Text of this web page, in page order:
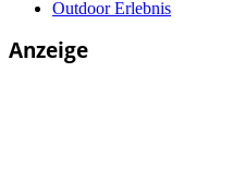
Outdoor Erlebnis
Anzeige